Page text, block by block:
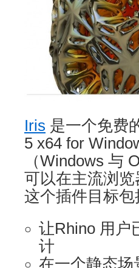
Iris 是一个免费
5 x64 for
（Windows 与
可以在主流浏
这个插件目标包
让Rhino 用户
计
在一个静态场